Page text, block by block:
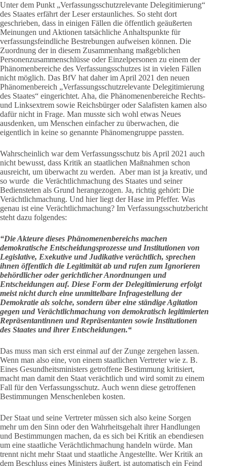
Unter dem Punkt „Verfassungsschutzrelevante Delegitimierung“
des Staates erfährt der Leser erstaunliches. So steht dort
geschrieben, dass in einigen Fällen die öffentlich geäußerten
Meinungen und Aktionen tatsächliche Anhaltspunkte für
verfassungsfeindliche Bestrebungen aufweisen können. Die
Zuordnung der in diesem Zusammenhang maßgeblichen
Personenzusammenschlüsse oder Einzelpersonen zu einem der
Phänomenbereiche des Verfassungsschutzes ist in vielen Fällen
nicht möglich. Das BfV hat daher im April 2021 den neuen
Phänomenbereich „Verfassungsschutzrelevante Delegitimierung
des Staates“ eingerichtet. Aha, die Phänomenenbereiche Rechts-
und Linksextrem sowie Reichsbürger oder Salafisten kamen also
dafür nicht in Frage. Man musste sich wohl etwas Neues
ausdenken, um Menschen einfacher zu überwachen, die
eigentlich in keine so genannte Phänomengruppe passten.
Wahrscheinlich war dem Verfassungsschutz bis April 2021 auch
nicht bewusst, dass Kritik an staatlichen Maßnahmen schon
ausreicht, um überwacht zu werden. Aber man ist ja kreativ, und
so wurde die Verächtlichmachung des Staates und seiner
Bediensteten als Grund herangezogen. Ja, richtig gehört: Die
Verächtlichmachung. Und hier liegt der Hase im Pfeffer. Was
genau ist eine Verächtlichmachung? Im Verfassungsschutzbericht
steht dazu folgendes:
“Die Akteure dieses Phänomenenbereichs machen
demokratische Entscheidungsprozesse und Institutionen von
Legislative, Exekutive und Judikative verächtlich, sprechen
ihnen öffentlich die Legitimität ab und rufen zum Ignorieren
behördlicher oder gerichtlicher Anordnungen und
Entscheidungen auf. Diese Form der Delegitimierung erfolgt
meist nicht durch eine unmittelbare Infragestellung der
Demokratie als solche, sondern über eine ständige Agitation
gegen und Verächtlichmachung von demokratisch legitimierten
Repräsentantinnen und Repräsentanten sowie Institutionen
des Staates und ihrer Entscheidungen.“
Das muss man sich erst einmal auf der Zunge zergehen lassen.
Wenn man also eine, von einem staatlichen Vertreter wie z. B.
Eines Gesundheitsministers getroffene Bestimmung kritisiert,
macht man damit den Staat verächtlich und wird somit zu einem
Fall für den Verfassungsschutz. Auch wenn diese getroffenen
Bestimmungen Menschenleben kosten.
Der Staat und seine Vertreter müssen sich also keine Sorgen
mehr um den Sinn oder den Wahrheitsgehalt ihrer Handlungen
und Bestimmungen machen, da es sich bei Kritik an ebendiesen
um eine staatliche Verächtlichmachung handeln würde. Man
trennt nicht mehr Staat und staatliche Angestellte. Wer Kritik an
dem Beschluss eines Ministers äußert, ist automatisch ein Feind